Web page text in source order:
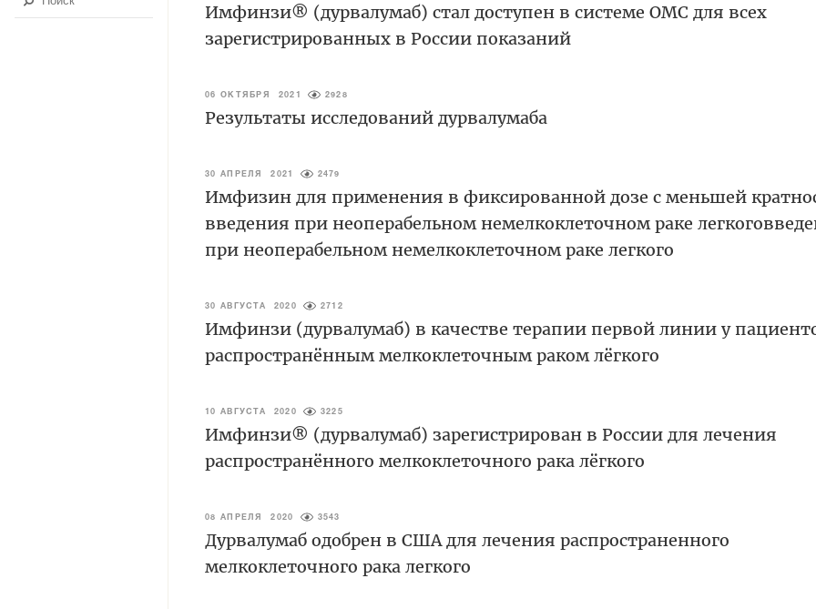
Имфинзи® (дурвалумаб) стал доступен в системе ОМС для всех
зарегистрированных в России показаний
06 ОКТЯБРЯ 2021 2928
Результаты исследований дурвалумаба
30 АПРЕЛЯ 2021 2479
Имфизин для применения в фиксированной дозе с меньшей
введения при неоперабельном немелкоклеточном раке
при неоперабельном немелкоклеточном раке легкого
30 АВГУСТА 2020 2712
Имфинзи (дурвалумаб) в качестве терапии первой линии у
распространённым мелкоклеточным раком лёгкого
10 АВГУСТА 2020 3225
Имфинзи® (дурвалумаб) зарегистрирован в России для лечения
распространённого мелкоклеточного рака лёгкого
08 АПРЕЛЯ 2020 3543
Дурвалумаб одобрен в США для лечения распространенного
мелкоклеточного рака легкого